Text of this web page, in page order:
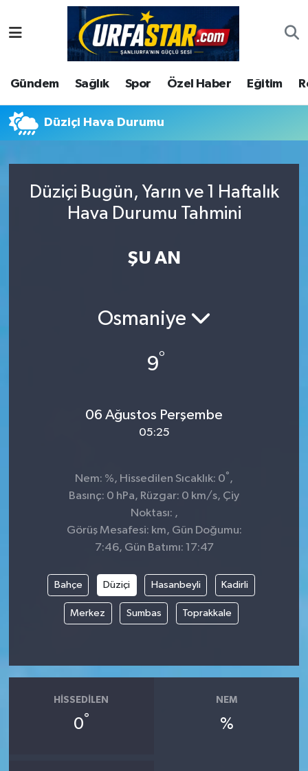
Gündem Sağlık Spor Özel Haber Eğitim
Düziçi Hava Durumu
Düziçi Bugün, Yarın ve 1 Haftalık
Hava Durumu Tahmini
ŞU AN
Osmaniye
9°
06 Ağustos Perşembe
05:25
Nem: %, Hissedilen Sıcaklık: 0° ,
Basınç: 0 hPa, Rüzgar: 0 km/s, Çiy
Noktası: ,
Görüş Mesafesi: km, Gün Doğumu:
7:46, Gün Batımı: 17:47
Bahçe Düziçi Hasanbeyli Kadirli
Merkez Sumbas Toprakkale
HISSEDILEN
0°
NEM
%
ASAYİS
ÇEVRE
DUNYA
Ekonomi
Şanlıurfa Nöbetçi Eczaneler
Şanlıurfa Hava Durumu
Şanlıurfa Namaz Vakitleri
Süper Lig Puan Durumu ve Fikstür
Son Dakika Haberleri